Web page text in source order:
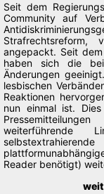
Seit dem
Community auf
Strafrechtsreform,
angepackt. Seit
haben sich die
Änderungen
lesbischen
Reaktionen
nun einmal ist.
Reader benötigt)